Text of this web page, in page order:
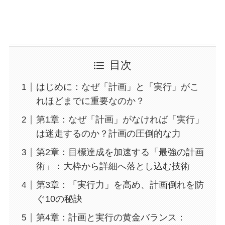
目次
はじめに：なぜ「計画」と「実行」がこ
れほどまでに重要なのか？
第1章：なぜ「計画」がなければ「実行」
は迷走するのか？計画の圧倒的な力
第2章：目標達成を加速する「最強の計画
術」：大枠から詳細へ落とし込む技術
第3章：「実行力」を高め、計画倒れを防
ぐ10の秘訣
第4章：計画と実行の黄金バランス：